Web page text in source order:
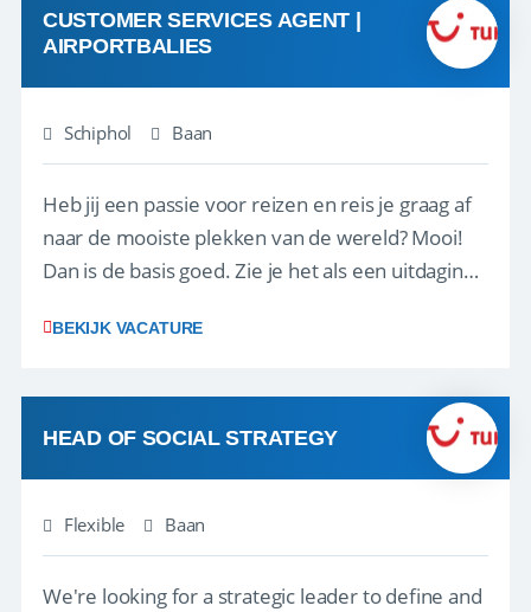
CUSTOMER SERVICES AGENT |
AIRPORTBALIES
Schiphol Baan
Heb jij een passie voor reizen en reis je graag af
naar de mooiste plekken van de wereld? Mooi!
Dan is de basis goed. Zie je het als een uitdaging
het samenstellen en boeken van de perfecte
deze onderdelen zijn nu samen gevoegd...
BEKIJK VACATURE
HEAD OF SOCIAL STRATEGY
Flexible Baan
We're looking for a strategic leader to define and